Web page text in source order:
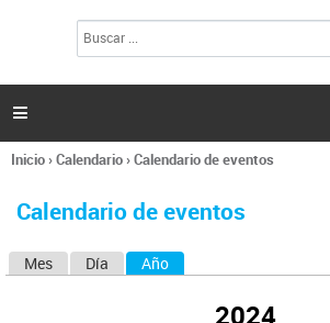
l
s

Se
usted
Inicio›Calendario›Calendario de eventos
Calendario de eventos
Mes Día Año
2024